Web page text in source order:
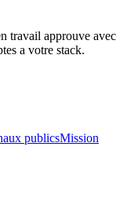
travail approuve avec
a votre stack.
publicsMission